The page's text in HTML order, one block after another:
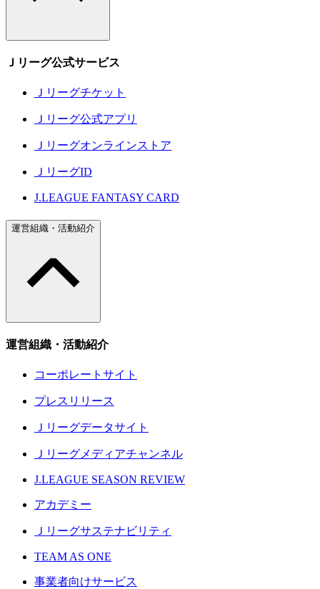
Ｊリーグ公式サービス
Ｊリーグチケット
Ｊリーグ公式アプリ
Ｊリーグオンラインストア
ＪリーグID
J.LEAGUE FANTASY CARD
運営組織・活動紹介
運営組織・活動紹介
コーポレートサイト
プレスリリース
Ｊリーグデータサイト
Ｊリーグメディアチャンネル
J.LEAGUE SEASON REVIEW
アカデミー
Ｊリーグサステナビリティ
TEAM AS ONE
事業者向けサービス